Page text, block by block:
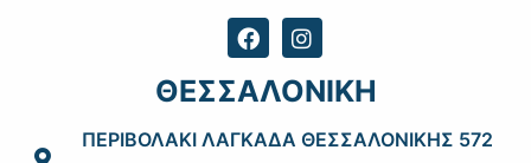
ΘΕΣΣΑΛΟΝΙΚΗ
ΠΕΡΙΒΟΛΑΚΙ ΛΑΓΚΑΔΑ ΘΕΣΣΑΛΟΝΙΚΗΣ 572